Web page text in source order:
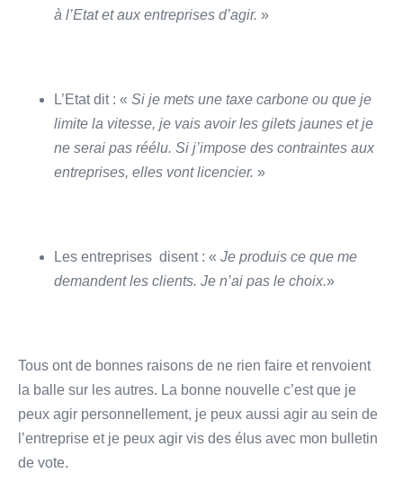
à l’Etat et aux entreprises d’agir. »
L’Etat dit : « Si je mets une taxe carbone ou que je
limite la vitesse, je vais avoir les gilets jaunes et je
ne serai pas réélu. Si j’impose des contraintes aux
entreprises, elles vont licencier. »
Les entreprises disent : « Je produis ce que me
demandent les clients. Je n’ai pas le choix.»
Tous ont de bonnes raisons de ne rien faire et renvoient
la balle sur les autres. La bonne nouvelle c’est que je
peux agir personnellement, je peux aussi agir au sein de
l’entreprise et je peux agir vis des élus avec mon bulletin
de vote.